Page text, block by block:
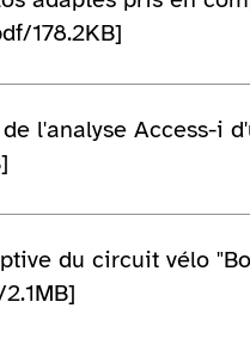
178.2KB]
l'analyse Access-i
du circuit vélo